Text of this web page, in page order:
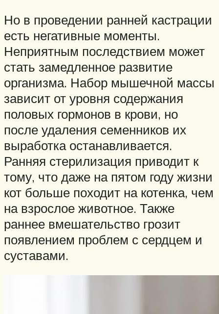
Но в проведении ранней кастрации
есть негативные моменты.
Неприятным последствием может
стать замедленное развитие
организма. Набор мышечной массы
зависит от уровня содержания
половых гормонов в крови, но
после удаления семенников их
выработка останавливается.
Ранняя стерилизация приводит к
тому, что даже на пятом году жизни
кот больше походит на котенка, чем
на взрослое животное. Также
раннее вмешательство грозит
появлением проблем с сердцем и
суставами.